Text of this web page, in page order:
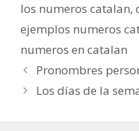
los numeros catalan,
ejemplos numeros
numeros en catalan
Navegación
de
Pronombres
Los días de la